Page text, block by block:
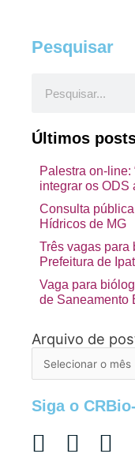
Pesquisar
Últimos
Palestra on-line:
integrar os ODS
Consulta
Hídricos de MG
Três vagas para
Prefeitura de
Vaga para
de Saneamento
Arquivo de
Arquivo
Siga o